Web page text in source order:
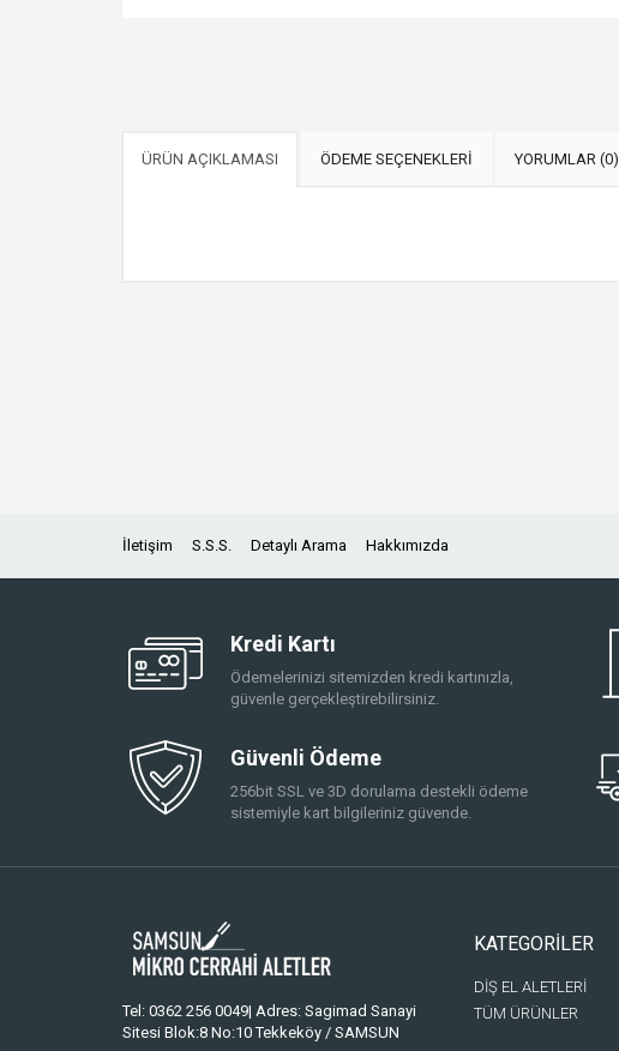
ÜRÜN AÇIKLAMASI ÖDEME SEÇENEKLERİ YORUMLAR (0)
İletişim S.S.S. Detaylı Arama Hakkımızda
Kredi Kartı
Ödemelerinizi sitemizden kredi kartınızla,
güvenle gerçekleştirebilirsiniz.
Güvenli Ödeme
256bit SSL ve 3D dorulama destekli ödeme
sistemiyle kart bilgileriniz güvende.
Tel: 0362 256 0049| Adres: Sagimad Sanayi
Sitesi Blok:8 No:10 Tekkeköy / SAMSUN
KATEGORİLER
DİŞ EL ALETLERİ
TÜM ÜRÜNLER